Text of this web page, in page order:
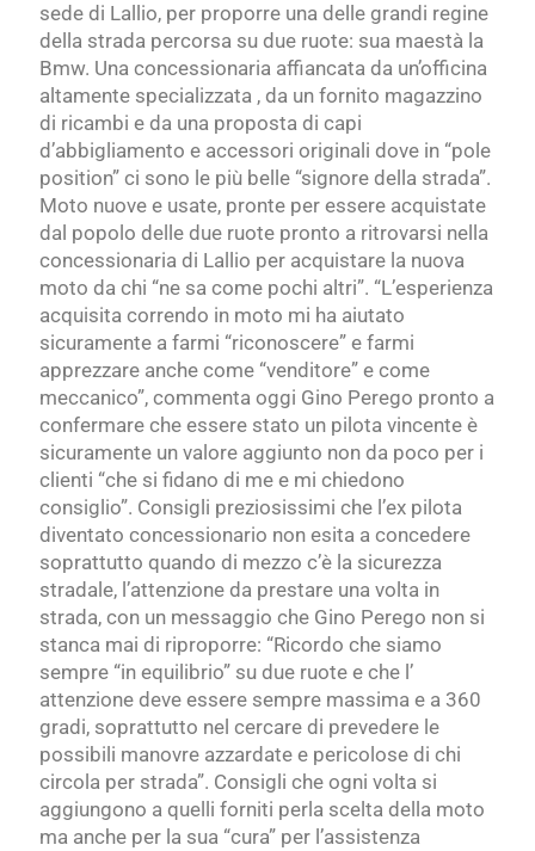
sede di Lallio, per proporre una delle grandi regine
della strada percorsa su due ruote: sua maestà la
Bmw. Una concessionaria affiancata da un’officina
altamente specializzata , da un fornito magazzino
di ricambi e da una proposta di capi
d’abbigliamento e accessori originali dove in “pole
position” ci sono le più belle “signore della strada”.
Moto nuove e usate, pronte per essere acquistate
dal popolo delle due ruote pronto a ritrovarsi nella
concessionaria di Lallio per acquistare la nuova
moto da chi “ne sa come pochi altri”. “L’esperienza
acquisita correndo in moto mi ha aiutato
sicuramente a farmi “riconoscere” e farmi
apprezzare anche come “venditore” e come
meccanico”, commenta oggi Gino Perego pronto a
confermare che essere stato un pilota vincente è
sicuramente un valore aggiunto non da poco per i
clienti “che si fidano di me e mi chiedono
consiglio”. Consigli preziosissimi che l’ex pilota
diventato concessionario non esita a concedere
soprattutto quando di mezzo c’è la sicurezza
stradale, l’attenzione da prestare una volta in
strada, con un messaggio che Gino Perego non si
stanca mai di riproporre: “Ricordo che siamo
sempre “in equilibrio” su due ruote e che l’
attenzione deve essere sempre massima e a 360
gradi, soprattutto nel cercare di prevedere le
possibili manovre azzardate e pericolose di chi
circola per strada”. Consigli che ogni volta si
aggiungono a quelli forniti perla scelta della moto
ma anche per la sua “cura” per l’assistenza